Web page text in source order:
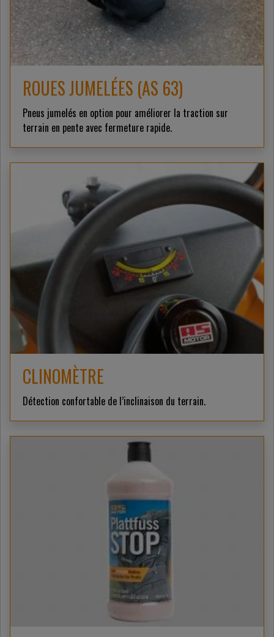
ROUES JUMELÉES (AS 63)
Pneus jumelés en option pour améliorer la traction sur
terrain en pente avec fermeture rapide.
CLINOMÈTRE
Détection confortable de l’inclinaison du terrain.